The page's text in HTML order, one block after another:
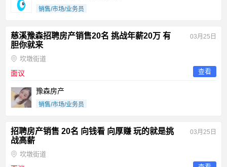
销售/市场/业务员
慈溪豫森招聘房产销售20名 挑战年薪20万 有
胆你就来
03月25日
坎墩街道
面议 查看
豫森房产
销售/市场/业务员
招聘房产销售 20名 向钱看 向厚赚 玩的就是挑
战高薪
03月25日
坎墩街道